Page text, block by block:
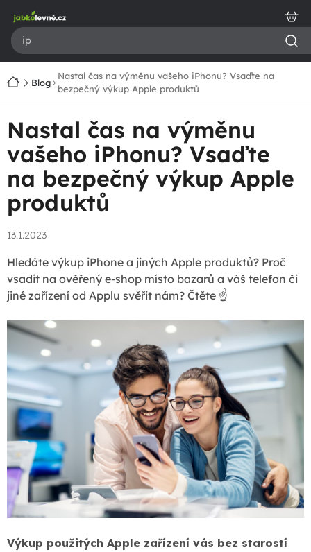
obsah
DomůBlog
Nastal čas na výměnu vašeho iPhonu? Vsaďte na
bezpečný výkup Apple produktů
Nastal čas na výměnu
vašeho iPhonu? Vsaďte
na bezpečný výkup Apple
produktů
13.1.2023
Hledáte výkup iPhone a jiných Apple produktů? Proč
vsadit na ověřený e-shop místo bazarů a váš telefon či
jiné zařízení od Applu svěřit nám? Čtěte ☝
Výkup použitých Apple zařízení vás bez starostí